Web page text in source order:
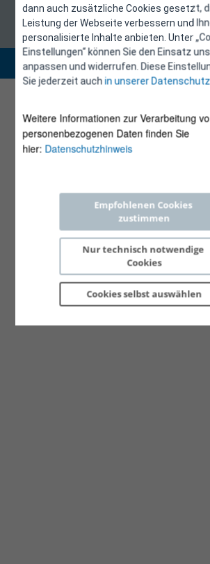
dann auch zusätzliche Cookies gesetzt,
Leistung der Webseite verbessern und
personalisierte Inhalte anbieten. Unter
Einstellungen“ können Sie den Einsatz
anpassen und widerrufen. Diese
Sie jederzeit auchin unserer
Weitere Informationen zur Verarbeitung
personenbezogenen Daten finden Sie
hier: Datenschutzhinweis
Empfohlenen Cookies
zustimmen
Nur technisch notwendige
Cookies
Cookies selbst auswählen
Copyright 2026 © E-